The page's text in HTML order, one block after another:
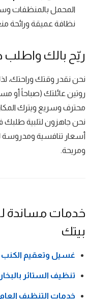
المحمل بالمنظفات
نظافة عميقة ورائحة
ريّح بالك واطلب
نحن نقدر وقتك وراحتك،
روتين عائلتك (صباحاً أو
محترف وسريع ويترك
نحن جاهزون لتلبية
أسعار تنافسية ومدروسة
ومريحة.
خدمات مساندة
بيتك
غسيل وتعقيم الكنب
تنظيف الستائر
خدمات التنظيف